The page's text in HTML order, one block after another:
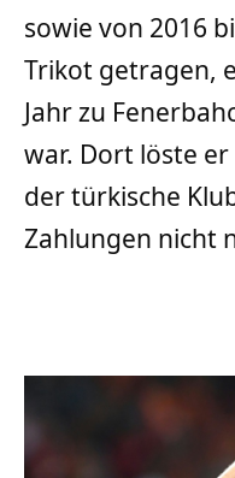
sowie von 2016
Trikot getragen,
Jahr zu
war. Dort löste
der türkische
Zahlungen nicht